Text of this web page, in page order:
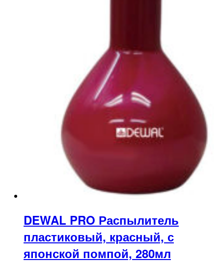
DEWAL PRO Распылитель
пластиковый, красный, с
японской помпой, 280мл